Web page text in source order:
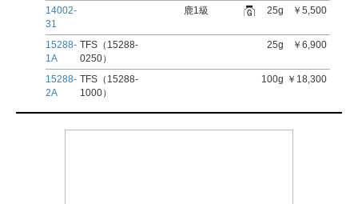
14002-
31
鹿1級 25g ￥5,500
15288-
1A
TFS（15288-
0250）
25g ￥6,900
15288-
2A
TFS（15288-
1000）
100g ￥18,300